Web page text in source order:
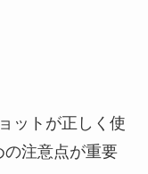
で気をつけること
ットが正しく使
の注意点が重要